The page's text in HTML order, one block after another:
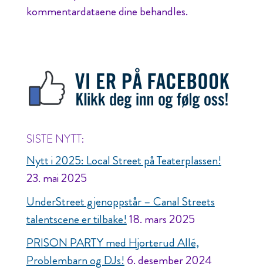
kommentardataene dine behandles.
SISTE NYTT:
Nytt i 2025: Local Street på Teaterplassen!
23. mai 2025
UnderStreet gjenoppstår – Canal Streets
talentscene er tilbake!18. mars 2025
PRISON PARTY med Hjorterud Allé,
Problembarn og DJs!6. desember 2024